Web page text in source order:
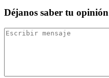
Déjanos saber tu opinión